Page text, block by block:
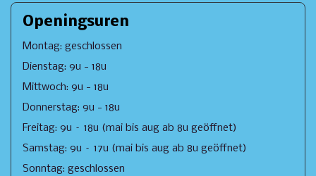
Openingsuren
Montag: geschlossen
Dienstag: 9u - 18u
Mittwoch: 9u - 18u
Donnerstag: 9u - 18u
Freitag: 9u – 18u (mai bis aug ab 8u geöffnet)
Samstag: 9u – 17u (mai bis aug ab 8u geöffnet)
Sonntag: geschlossen